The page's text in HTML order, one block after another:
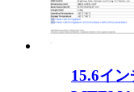
15.6イ